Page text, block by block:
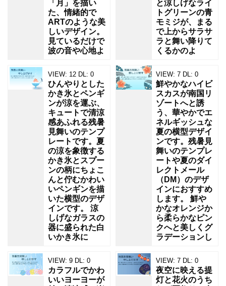
「月」を描い
た、情緒的で
ARTのような美
しいデザイン。
見ているだけで
波の音や心地よ
と涼しげなライ
トグリーンの青
モミジが、まる
で上からサラサ
ラと舞い降りて
くるかのよ
VIEW: 12 DL: 0
ひんやりとした
かき氷とペンギ
ンが涼を運ぶ、
キュートで清涼
感あふれる残暑
見舞いのテンプ
レートです。夏
の涼を象徴する
かき氷とスプー
ンの柄にちょこ
んと佇むかわい
いペンギンを描
いた横型のデザ
インです。 涼
しげなガラスの
器に盛られた白
いかき氷に
VIEW: 7 DL: 0
鮮やかなハイビ
スカスが南国リ
ゾートへと誘
う、華やかでエ
ネルギッシュな
夏の横型デザイ
ンです。残暑見
舞いのテンプレ
ートや夏のダイ
レクトメール
（DM）のデザ
インにおすすめ
します。 鮮や
かなオレンジか
ら柔らかなピン
クへと美しくグ
ラデーションし
VIEW: 9 DL: 0
カラフルでかわ
いいヨーヨーが
VIEW: 7 DL: 0
夜空に映える提
灯と花火のうち